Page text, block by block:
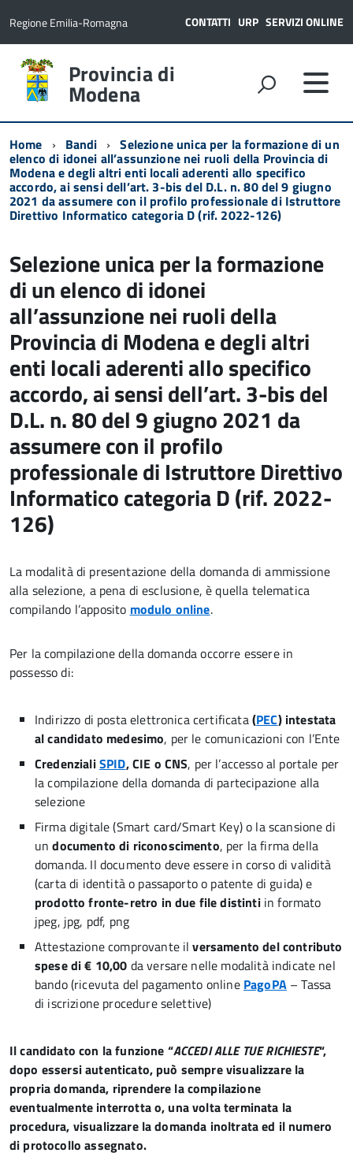
Regione Emilia-Romagna CONTATTI URP SERVIZI ONLINE
Provincia di
Modena
Home Bandi Selezione unica per la formazione di un
elenco di idonei all’assunzione nei ruoli della Provincia di
Modena e degli altri enti locali aderenti allo specifico
accordo, ai sensi dell’art. 3-bis del D.L. n. 80 del 9 giugno
2021 da assumere con il profilo professionale di Istruttore
Direttivo Informatico categoria D (rif. 2022-126)
Selezione unica per la formazione
di un elenco di idonei
all’assunzione nei ruoli della
Provincia di Modena e degli altri
enti locali aderenti allo specifico
accordo, ai sensi dell’art. 3-bis del
D.L. n. 80 del 9 giugno 2021 da
assumere con il profilo
professionale di Istruttore Direttivo
Informatico categoria D (rif. 2022-
126)
La modalità di presentazione della domanda di ammissione
alla selezione, a pena di esclusione, è quella telematica
compilando l’apposito modulo online.
Per la compilazione della domanda occorre essere in
possesso di:
Indirizzo di posta elettronica certificata(PEC) intestata
al candidato medesimo, per le comunicazioni con l’Ente
CredenzialiSPID, CIE o CNS, per l’accesso al portale per
la compilazione della domanda di partecipazione alla
selezione
Firma digitale (Smart card/Smart Key) o la scansione di
undocumento di riconoscimento, per la firma della
domanda. Il documento deve essere in corso di validità
(carta di identità o passaporto o patente di guida) e
prodotto fronte-retro in due file distintiin formato
jpeg, jpg, pdf, png
Attestazione comprovante ilversamento del contributo
spese di € 10,00 da versare nelle modalità indicate nel
bando (ricevuta del pagamento online PagoPA– Tassa
di iscrizione procedure selettive)
Il candidato con la funzione “ACCEDI ALLE TUE RICHIESTE“,
dopo essersi autenticato, può sempre visualizzare la
propria domanda, riprendere la compilazione
eventualmente interrotta o, una volta terminata la
procedura, visualizzare la domanda inoltrata ed il numero
di protocollo assegnato.